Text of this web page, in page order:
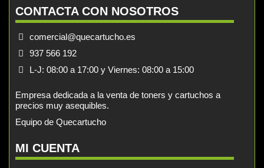
CONTACTA CON NOSOTROS
comercial@quecartucho.es
937 566 192
L-J: 08:00 a 17:00 y Viernes: 08:00 a 15:00
Empresa dedicada a la venta de toners y cartuchos a
precios muy asequibles.
Equipo de Quecartucho
MI CUENTA